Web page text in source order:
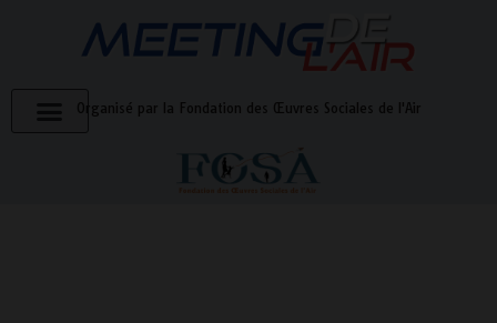
Organisé par la Fondation des Œuvres Sociales de l'Air